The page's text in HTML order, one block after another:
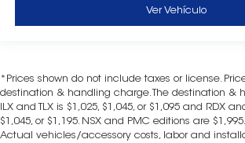
Ver Vehículo
*Prices shown do not include taxes or license.
destination & handling charge. The destination &
ILX and TLX is $1,025, $1,045, or $1,095 and RDX
$1,045, or $1,195. NSX and PMC editions are
Actual vehicles/accessory costs, labor and